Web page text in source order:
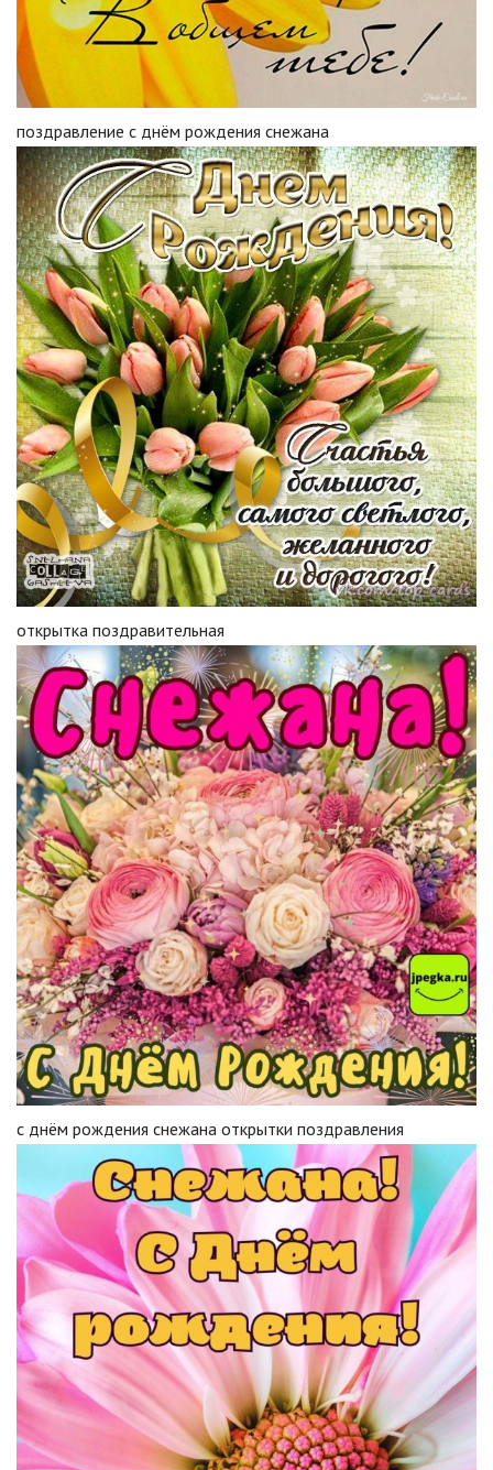
поздравление с днём рождения снежана
открытка поздравительная
с днём рождения снежана открытки поздравления